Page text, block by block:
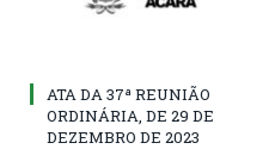
ATA DA 37ª REUNIÃO
ORDINÁRIA, DE 29 DE
DEZEMBRO DE 2023